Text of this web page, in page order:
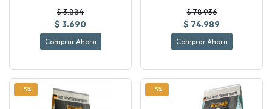
$ 3.884
$ 3.690
Comprar Ahora
$ 78.936
$ 74.989
Comprar Ahora
-5% -5%